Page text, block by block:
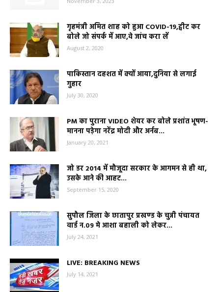
गृहमंत्री अमित शाह को हुआ COVID-19,ट्वीट कर
बोले जो संपर्क में आए,वे जांच करा लें
August 2, 2020
पाकिस्तान दहशत में क्यों आया,दुनिया से लगाई
गुहार
July 30, 2020
PM का पुराना VIDEO शेयर कर बोले प्रशांत भूषण-
मानना पड़ेगा नरेंद्र मोदी और अर्नब...
January 20, 2021
जो डर 2014 में मौजूदा सरकार के आगमन से ही था,
उसके आने की आहट...
September 15, 2020
सुपौल जिला के छातापुर प्रखण्ड के चुन्नी पंचायत
वार्ड न.09 मे आशा बहाली को लेकर...
July 24, 2021
LIVE: BREAKING NEWS
July 14, 2021